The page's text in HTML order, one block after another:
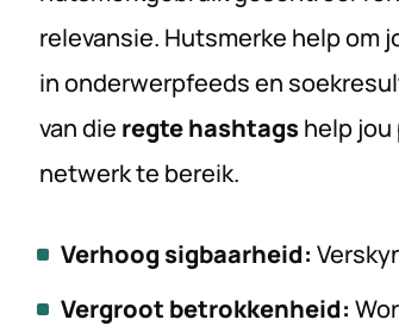
relevansie. Hutsmerke help om
in onderwerpfeeds en
van die regte hashtagshelp
netwerk te bereik.
Verhoog sigbaarheid:
Vergroot betrokkenheid: